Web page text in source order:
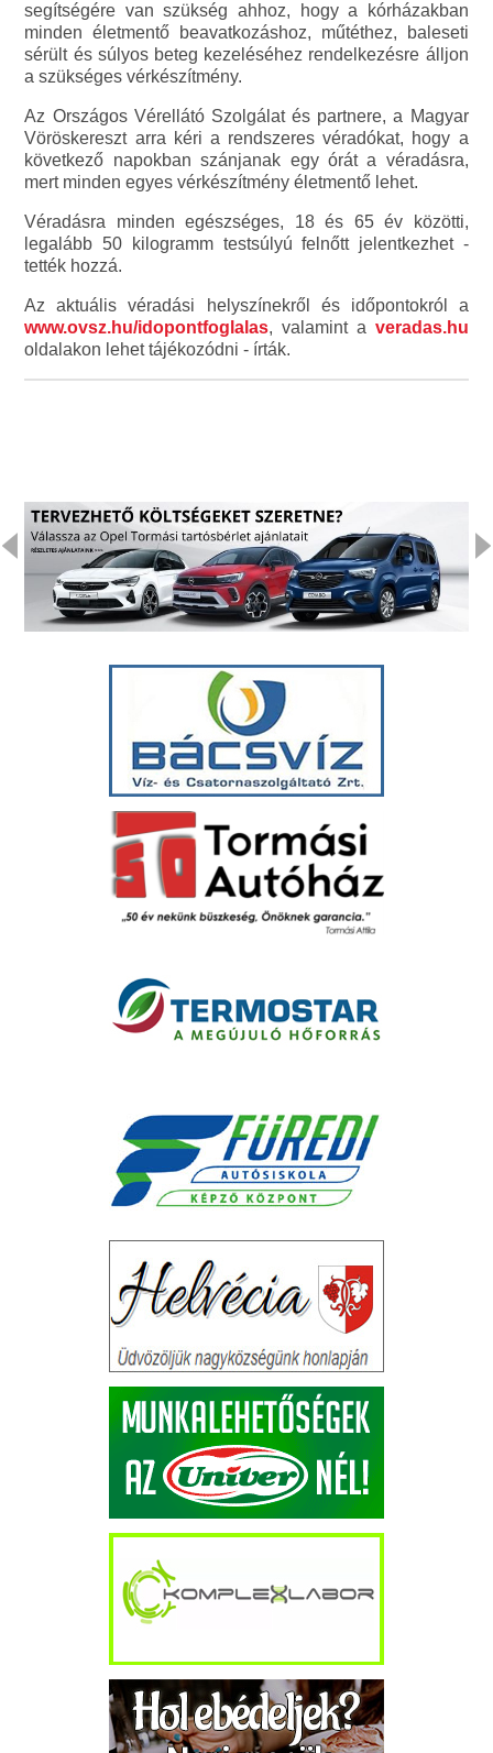
segítségére van szükség ahhoz, hogy a kórházakban
minden életmentő beavatkozáshoz, műtéthez, baleseti
sérült és súlyos beteg kezeléséhez rendelkezésre álljon
a szükséges vérkészítmény.
Az Országos Vérellátó Szolgálat és partnere, a Magyar
Vöröskereszt arra kéri a rendszeres véradókat, hogy a
következő napokban szánjanak egy órát a véradásra,
mert minden egyes vérkészítmény életmentő lehet.
Véradásra minden egészséges, 18 és 65 év közötti,
legalább 50 kilogramm testsúlyú felnőtt jelentkezhet -
tették hozzá.
Az aktuális véradási helyszínekről és időpontokról a
www.ovsz.hu/idopontfoglalas, valamint a veradas.hu
oldalakon lehet tájékozódni - írták.